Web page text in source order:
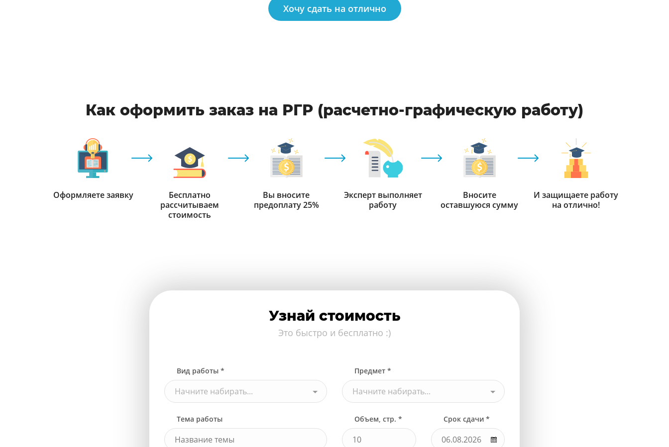
Хочу сдать на отлично
Как оформить заказ на РГР (расчетно-графическую работу)
Оформляете заявку
Бесплатно
рассчитываем
стоимость
Вы вносите
предоплату 25%
Эксперт выполняет
работу
Вносите
оставшуюся сумму
И защищаете работу
на отлично!
Узнай стоимость
Это быстро и бесплатно :)
Вид работы *
Начните набирать...
Предмет *
Начните набирать...
Тема работы Объем, стр. * Срок сдачи *